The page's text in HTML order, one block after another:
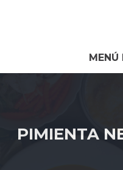
MENÚ
PIMIENTA